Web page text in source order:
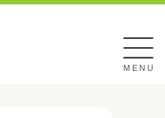
MENU